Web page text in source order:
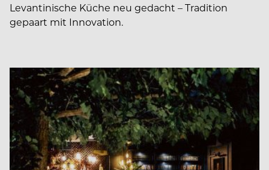
Levantinische Küche neu gedacht – Tradition
gepaart mit Innovation.